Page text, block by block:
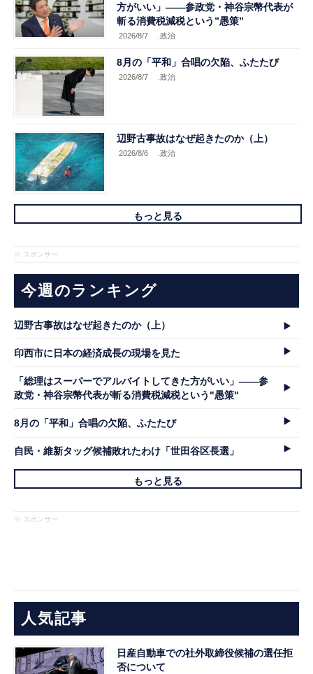
方がいい」――参政党・神谷宗幣代表が
斬る消費税減税という”愚策”
2026/8/7 .政治
8月の「平和」合唱の欠陥、ふたたび
2026/8/7 .政治
辺野古事故はなぜ起きたのか（上）
2026/8/6 .政治
もっと見る
※ スポンサー
今週のランキング
辺野古事故はなぜ起きたのか（上）
印西市に日本の経済成長の現場を見た
「総理はスーパーでアルバイトしてきた方がいい」――参
政党・神谷宗幣代表が斬る消費税減税という"愚策"
8月の「平和」合唱の欠陥、ふたたび
自民・維新タッグ候補敗れたわけ「世田谷区長選」
もっと見る
※ スポンサー
人気記事
日産自動車での社外取締役候補の選任拒
否について